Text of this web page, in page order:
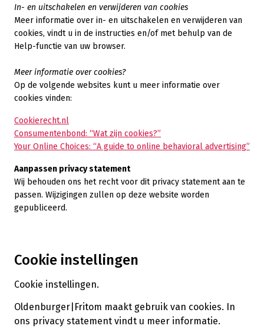
In- en uitschakelen en verwijderen van cookies
Meer informatie over in- en uitschakelen en verwijderen van
cookies, vindt u in de instructies en/of met behulp van de
Help-functie van uw browser.
Meer informatie over cookies?
Op de volgende websites kunt u meer informatie over
cookies vinden:
Cookierecht.nl
Consumentenbond: “Wat zijn cookies?”
Your Online Choices: “A guide to online behavioral advertising”
Aanpassen privacy statement
Wij behouden ons het recht voor dit privacy statement aan te
passen. Wijzigingen zullen op deze website worden
gepubliceerd.
Cookie instellingen
Cookie instellingen.
Oldenburger|Fritom maakt gebruik van cookies. In
ons privacy statement vindt u meer informatie.